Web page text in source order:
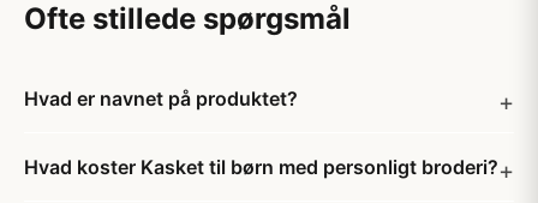
Ofte stillede spørgsmål
Hvad er navnet på produktet?
Hvad koster Kasket til børn med personligt broderi?